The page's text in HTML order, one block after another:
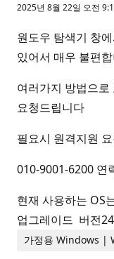
포
트
2025년 8월 22일 오전
원도우 탐색기 창
있어서 매우 불편
여러가지 방법으
요청드립니다
필요시 원격지원
010-9001-6200 연
현재 사용하는 OS
업그레이드 버전
가정용 Windows |